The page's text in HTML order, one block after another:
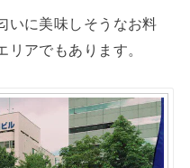
いに美味しそうなお料
アでもあります。